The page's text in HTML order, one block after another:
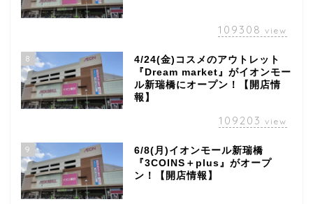
109308 view
8
4/24(金)コスメのアウトレット
『Dream market』がイオンモー
ル新瑞橋にオープン！【開店情
報】
109203 view
9
6/8(月)イオンモール新瑞橋
『3COINS＋plus』がオープ
ン！【開店情報】